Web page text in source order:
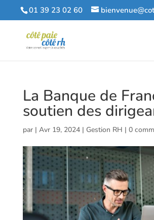
01 39 23 02 60
La Banque de
soutien des
par | Avr 19, 2024| Gestion RH | 0